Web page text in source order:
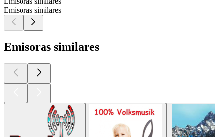
Emisoras similares
Emisoras similares